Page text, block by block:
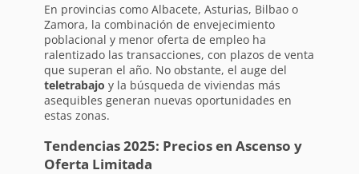
En provincias como Albacete, Asturias, Bilbao o
Zamora, la combinación de envejecimiento
poblacional y menor oferta de empleo ha
ralentizado las transacciones, con plazos de venta
que superan el año. No obstante, el auge del
teletrabajo y la búsqueda de viviendas más
asequibles generan nuevas oportunidades en
estas zonas.
Tendencias 2025: Precios en Ascenso y
Oferta Limitada